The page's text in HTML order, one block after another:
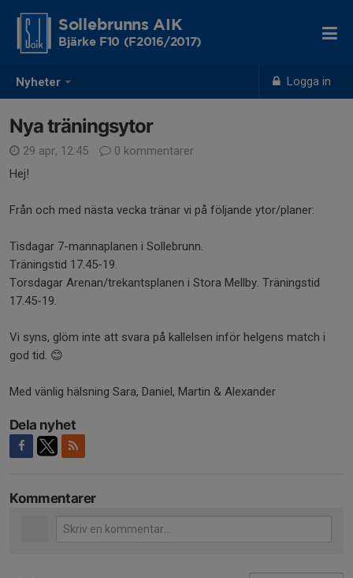
Nyheter Logga in
Sollebrunns AIK
Bjärke F10 (F2016/2017)
Nya träningsytor
29 apr, 12:45
0 kommentarer
Hej!
Från och med nästa vecka tränar vi på följande ytor/planer:
Tisdagar 7-mannaplanen i Sollebrunn.
Träningstid 17.45-19.
Torsdagar Arenan/trekantsplanen i Stora Mellby. Träningstid
17.45-19.
Vi syns, glöm inte att svara på kallelsen inför helgens match i
god tid. 😊
Med vänlig hälsning Sara, Daniel, Martin & Alexander
Dela nyhet
Kommentarer